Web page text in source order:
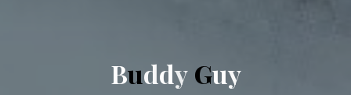
Buddy Guy